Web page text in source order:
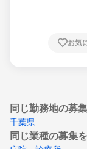
崎県、熊本県、大分県
お気
同じ勤務地の募
千葉県
同じ業種の募集